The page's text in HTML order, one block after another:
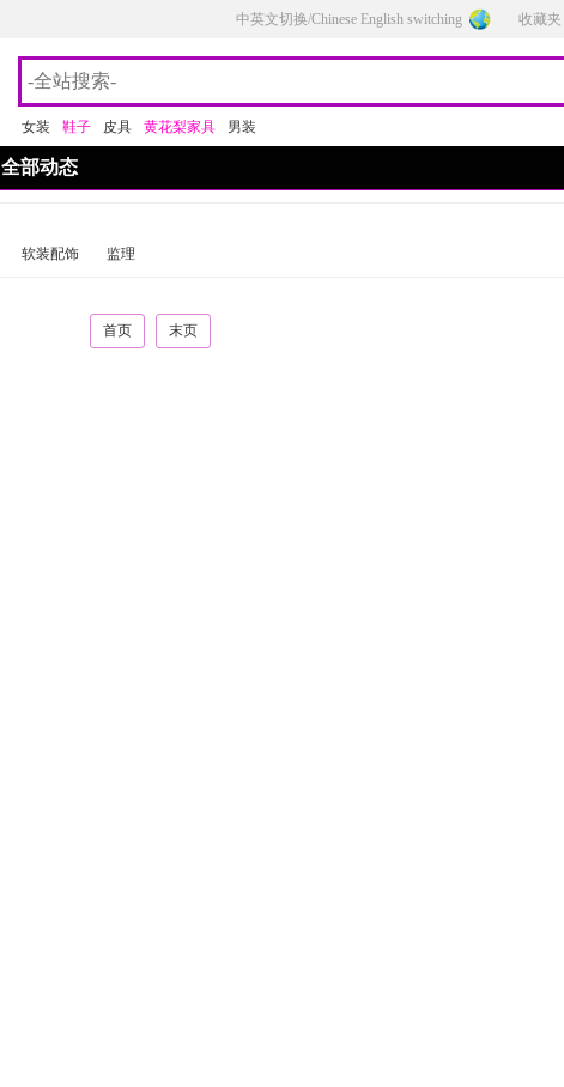
中英文切换/Chinese English switching 收藏夹
女装 鞋子 皮具 黄花梨家具 男装
全部动态
软装配饰 监理
首页 末页